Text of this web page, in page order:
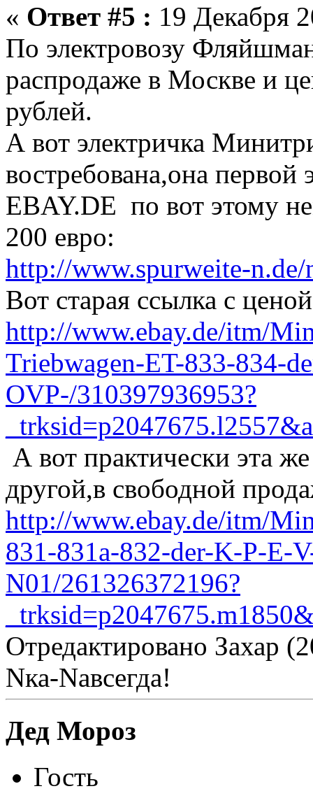
« Ответ #5 : 19 Декабря
По электровозу
распродаже в Москве и
рублей.
А вот электричка
востребована,она первой
EBAY.DE по вот этому
200 евро:
http://www.spurweite-
Вот старая ссылка с
http://www.ebay.de/itm/
Triebwagen-ET-833-834-
OVP-/310397936953?
А вот практически эта
другой,в свободной
http://www.ebay.de/itm/
831-831a-832-der-K-P-E-
N01/261326372196?
Отредактировано Захар
Nка-Nавсегда!
Дед Мороз
Гость